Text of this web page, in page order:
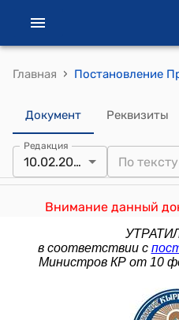
Главная ›
Документ Реквизиты
Редакция
10.02.2023
Внимание данный